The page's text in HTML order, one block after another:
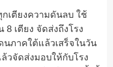
เตียงความดันลบ ใช้
8 เตียง จัดส่งถึงโรง
ภาคใต้แล้วเสร็จในวัน
วจัดส่งมอบให้กับโรง